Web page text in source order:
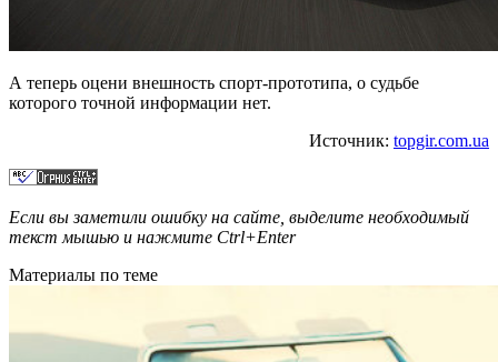
А теперь оцени внешность спорт-прототипа, о судьбе
которого точной информации нет.
Источник: topgir.com.ua
Если вы заметили ошибку на сайте, выделите необходимый
текст мышью и нажмите Ctrl+Enter
Материалы по теме